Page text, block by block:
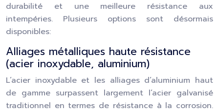
durabilité et une meilleure résistance aux
intempéries. Plusieurs options sont désormais
disponibles:
Alliages métalliques haute résistance
(acier inoxydable, aluminium)
L’acier inoxydable et les alliages d’aluminium haut
de gamme surpassent largement l’acier galvanisé
traditionnel en termes de résistance à la corrosion.